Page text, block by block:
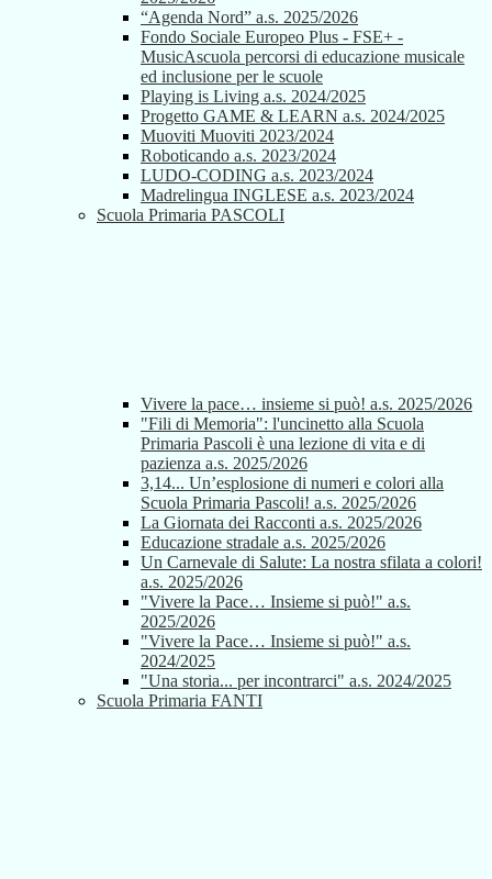
“Agenda Nord” a.s. 2025/2026
Fondo Sociale Europeo Plus - FSE+ -
MusicAscuola percorsi di educazione musicale
ed inclusione per le scuole
Playing is Living a.s. 2024/2025
Progetto GAME & LEARN a.s. 2024/2025
Muoviti Muoviti 2023/2024
Roboticando a.s. 2023/2024
LUDO-CODING a.s. 2023/2024
Madrelingua INGLESE a.s. 2023/2024
Scuola Primaria PASCOLI
Vivere la pace… insieme si può! a.s. 2025/2026
"Fili di Memoria": l'uncinetto alla Scuola
Primaria Pascoli è una lezione di vita e di
pazienza a.s. 2025/2026
3,14... Un’esplosione di numeri e colori alla
Scuola Primaria Pascoli! a.s. 2025/2026
La Giornata dei Racconti a.s. 2025/2026
Educazione stradale a.s. 2025/2026
Un Carnevale di Salute: La nostra sfilata a colori!
a.s. 2025/2026
"Vivere la Pace… Insieme si può!" a.s.
2025/2026
"Vivere la Pace… Insieme si può!" a.s.
2024/2025
"Una storia... per incontrarci" a.s. 2024/2025
Scuola Primaria FANTI